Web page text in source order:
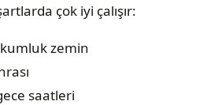
çok iyi çalışır:
zemin
saatleri